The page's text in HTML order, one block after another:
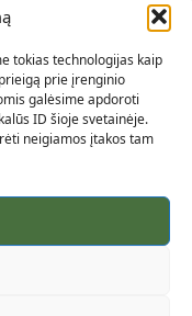
tokias technologijas kaip
prie įrenginio
galėsime apdoroti
ID šioje svetainėje.
neigiamos įtakos tam